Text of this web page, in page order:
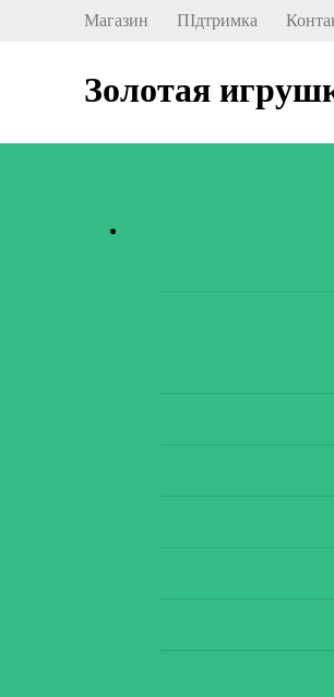
Магазин ПІдтримка
Золотая